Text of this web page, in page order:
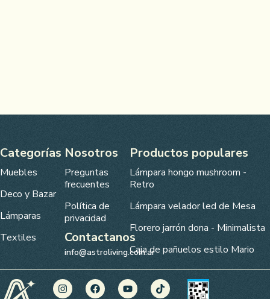
Categorías
Muebles
Deco y Bazar
Lámparas
Textiles
Nosotros
Preguntas
frecuentes
Política de
privacidad
Contactanos
info@astroliving.com.ar
Productos populares
Lámpara hongo mushroom -
Retro
Lámpara velador led de Mesa
Florero jarrón dona - Minimalista
Caja de pañuelos estilo Mario